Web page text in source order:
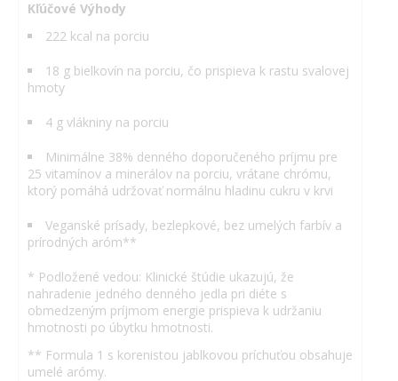
Kľúčové Výhody
222 kcal na porciu
18 g bielkovín na porciu, čo prispieva k rastu svalovej
hmoty
4 g vlákniny na porciu
Minimálne 38% denného doporučeného príjmu pre
25 vitamínov a minerálov na porciu, vrátane chrómu,
ktorý pomáhá udržovať normálnu hladinu cukru v krvi
Veganské prísady, bezlepkové, bez umelých farbív a
prírodných aróm**
* Podložené vedou: Klinické štúdie ukazujú, že
nahradenie jedného denného jedla pri diéte s
obmedzeným príjmom energie prispieva k udržaniu
hmotnosti po úbytku hmotnosti.
** Formula 1 s korenistou jablkovou príchuťou obsahuje
umelé arómy.